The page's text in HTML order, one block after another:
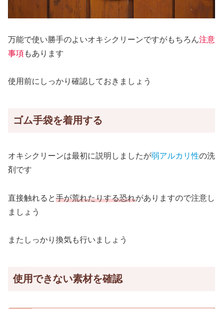
万能で使い勝手のよいオキシクリーンですがもちろん注意
事項もあります
使用前にしっかり確認しておきましょう
ゴム手袋を着用する
オキシクリーンは最初に説明しましたが弱アルカリ性の洗
剤です
直接触れると手が荒れたりする恐れがありますので注意し
ましょう
またしっかり換気も行いましょう
使用できない素材を確認